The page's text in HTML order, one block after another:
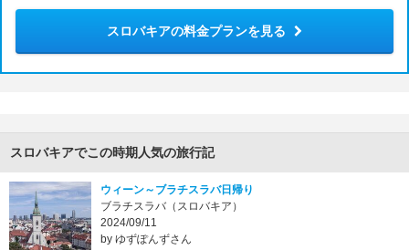
スロバキアの料金プランを見る
スロバキアでこの時期人気の旅行記
ウィーン～ブラチスラバ日帰り
ブラチスラバ（スロバキア）
2024/09/11
by ゆずぽんずさん